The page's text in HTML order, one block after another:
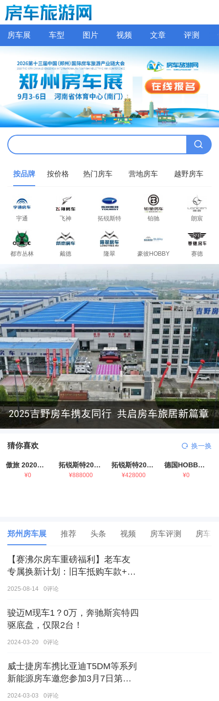
房车展 车型 图片 视频 文章 评测
按品牌 按价格 热门房车 营地房车 越野房车
宇通 飞神 拓锐斯特 铂驰 朗宸
都市丛林 戴德 隆翠 豪彼HOBBY 赛德
猜你喜欢 换一换
傲旅 2020金旅国六海狮房车
¥0
拓锐斯特2021款进口依维柯房车
¥888000
拓锐斯特2021款 福特T型锐典版房车
¥428000
德国HOBBY拖挂房车豪华版
¥0
郑州房车展 推荐 头条 视频 房车评测 房车
【赛沸尔房车重磅福利】老车友
专属换新计划：旧车抵购车款+额
外补贴，房车生活轻松升级！
2025-08-14 0评论
骏迈M现车1？0万，奔驰斯宾特四
驱底盘，仅限2台！
2024-03-20 0评论
威士捷房车携比亚迪T5DM等系列
新能源房车邀您参加3月7日第八
届郑州国际房车展
2024-03-03 0评论